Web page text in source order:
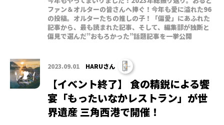
ファン＆オルターの皆さんへ捧ぐ！今年も愛に溢れた96
の投稿。オルターたちの推しの子！「偏愛」にあふれた
記事から、最も読まれた記事、そして、編集部が独断と
偏見で選んだ”おもろかった”話題記事を一挙公開
2023.09.01 HARUさん
【イベント終了】 食の精鋭による饗
宴「もったいなかレストラン」が世
界遺産 三角西港で開催！